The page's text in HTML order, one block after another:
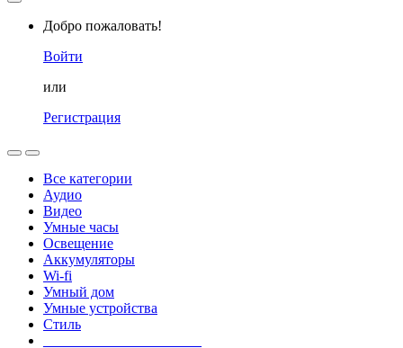
Добро пожаловать!
Войти
или
Регистрация
Все категории
Аудио
Видео
Умные часы
Освещение
Аккумуляторы
Wi-fi
Умный дом
Умные устройства
Стиль